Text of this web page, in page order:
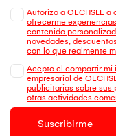
Autorizo a OECHSLE
ofrecerme
contenido
novedades,
con lo que realmente
Acepto el compartir mi
empresarial de
publicitarias sobre sus
otras actividades
Suscribirme